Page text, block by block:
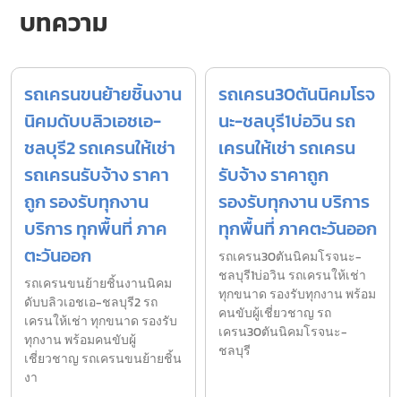
บทความ
รถเครนขนย้ายชิ้นงาน
นิคมดับบลิวเอชเอ-
ชลบุรี2 รถเครนให้เช่า
รถเครนรับจ้าง ราคา
ถูก รองรับทุกงาน
บริการ ทุกพื้นที่ ภาค
ตะวันออก
รถเครนขนย้ายชิ้นงานนิคม
ดับบลิวเอชเอ-ชลบุรี2 รถ
เครนให้เช่า ทุกขนาด รองรับ
ทุกงาน พร้อมคนขับผู้
เชี่ยวชาญ รถเครนขนย้ายชิ้น
งา
รถเครน30ตันนิคมโรจ
นะ-ชลบุรี1บ่อวิน รถ
เครนให้เช่า รถเครน
รับจ้าง ราคาถูก
รองรับทุกงาน บริการ
ทุกพื้นที่ ภาคตะวันออก
รถเครน30ตันนิคมโรจนะ-
ชลบุรี1บ่อวิน รถเครนให้เช่า
ทุกขนาด รองรับทุกงาน พร้อม
คนขับผู้เชี่ยวชาญ รถ
เครน30ตันนิคมโรจนะ-
ชลบุรี